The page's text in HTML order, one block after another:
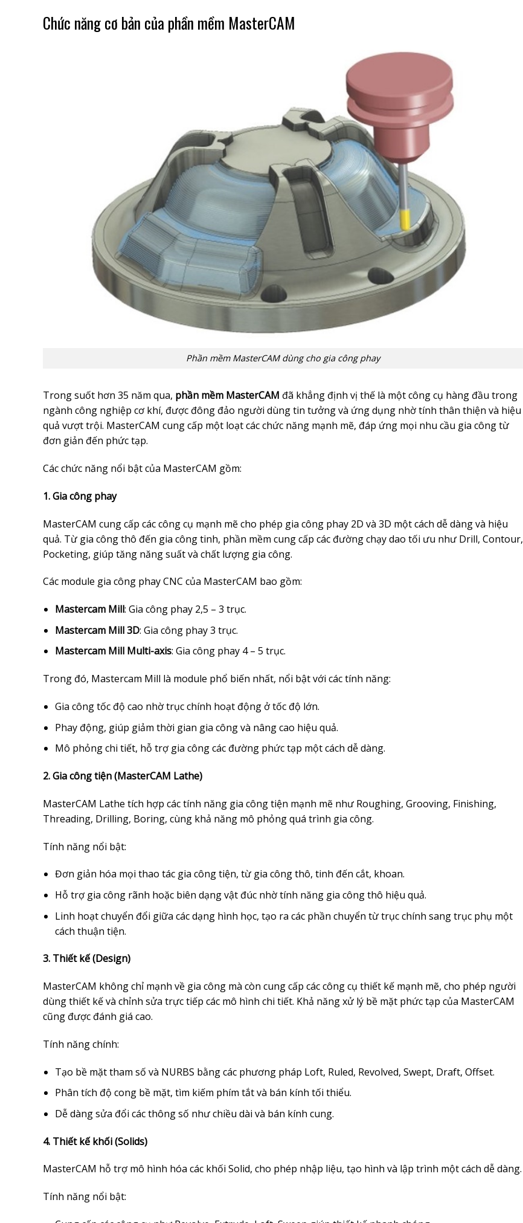
Chức năng cơ bản của phần mềm MasterCAM
Phần mềm MasterCAM dùng cho gia công phay
Trong suốt hơn 35 năm qua, phần mềm MasterCAM đã khẳng định vị thế là một công cụ hàng đầu trong
ngành công nghiệp cơ khí, được đông đảo người dùng tin tưởng và ứng dụng nhờ tính thân thiện và hiệu
quả vượt trội. MasterCAM cung cấp một loạt các chức năng mạnh mẽ, đáp ứng mọi nhu cầu gia công từ
đơn giản đến phức tạp.
Các chức năng nổi bật của MasterCAM gồm:
1. Gia công phay
MasterCAM cung cấp các công cụ mạnh mẽ cho phép gia công phay 2D và 3D một cách dễ dàng và hiệu
quả. Từ gia công thô đến gia công tinh, phần mềm cung cấp các đường chạy dao tối ưu như Drill, Contour,
Pocketing, giúp tăng năng suất và chất lượng gia công.
Các module gia công phay CNC của MasterCAM bao gồm:
Mastercam Mill: Gia công phay 2,5 – 3 trục.
Mastercam Mill 3D: Gia công phay 3 trục.
Mastercam Mill Multi-axis: Gia công phay 4 – 5 trục.
Trong đó, Mastercam Mill là module phổ biến nhất, nổi bật với các tính năng:
Gia công tốc độ cao nhờ trục chính hoạt động ở tốc độ lớn.
Phay động, giúp giảm thời gian gia công và nâng cao hiệu quả.
Mô phỏng chi tiết, hỗ trợ gia công các đường phức tạp một cách dễ dàng.
2. Gia công tiện (MasterCAM Lathe)
MasterCAM Lathe tích hợp các tính năng gia công tiện mạnh mẽ như Roughing, Grooving, Finishing,
Threading, Drilling, Boring, cùng khả năng mô phỏng quá trình gia công.
Tính năng nổi bật:
Đơn giản hóa mọi thao tác gia công tiện, từ gia công thô, tinh đến cắt, khoan.
Hỗ trợ gia công rãnh hoặc biên dạng vật đúc nhờ tính năng gia công thô hiệu quả.
Linh hoạt chuyển đổi giữa các dạng hình học, tạo ra các phần chuyển từ trục chính sang trục phụ một
cách thuận tiện.
3. Thiết kế (Design)
MasterCAM không chỉ mạnh về gia công mà còn cung cấp các công cụ thiết kế mạnh mẽ, cho phép người
dùng thiết kế và chỉnh sửa trực tiếp các mô hình chi tiết. Khả năng xử lý bề mặt phức tạp của MasterCAM
cũng được đánh giá cao.
Tính năng chính:
Tạo bề mặt tham số và NURBS bằng các phương pháp Loft, Ruled, Revolved, Swept, Draft, Offset.
Phân tích độ cong bề mặt, tìm kiếm phím tắt và bán kính tối thiểu.
Dễ dàng sửa đổi các thông số như chiều dài và bán kính cung.
4. Thiết kế khối (Solids)
MasterCAM hỗ trợ mô hình hóa các khối Solid, cho phép nhập liệu, tạo hình và lập trình một cách dễ dàng.
Tính năng nổi bật: